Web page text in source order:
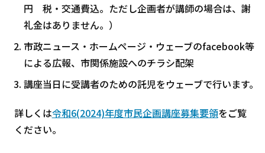
円 税・交通費込。ただし企画者が講師の場合は、謝
礼金はありません。）
市政ニュース・ホームページ・ウェーブのfacebook等
による広報、市関係施設へのチラシ配架
講座当日に受講者のための託児をウェーブで行います。
詳しくは令和6(2024)年度市民企画講座募集要領をご覧
ください。